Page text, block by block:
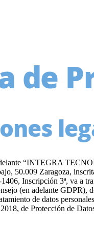
de
“INTEGRA
50.009 Zaragoza,
Inscripción 3ª, va a
(en adelante GDPR),
de datos
de Protección de